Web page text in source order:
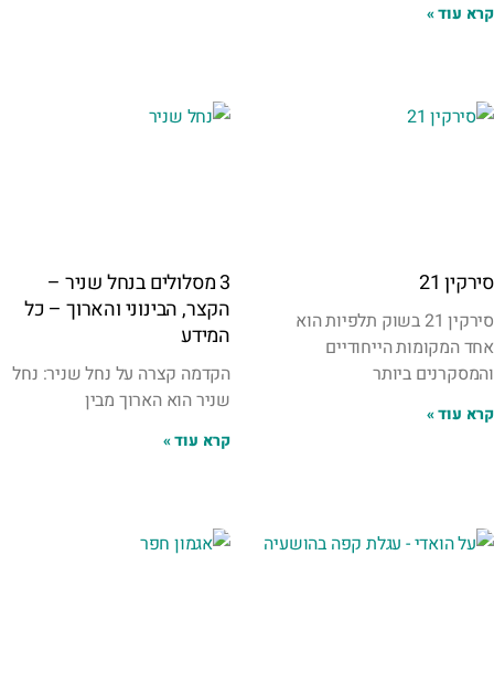
קרא עוד »
סירקין 21
סירקין 21 בשוק תלפיות הוא
אחד המקומות הייחודיים
והמסקרנים ביותר
קרא עוד »
3 מסלולים בנחל שניר –
הקצר, הבינוני והארוך – כל
המידע
הקדמה קצרה על נחל שניר: נחל
שניר הוא הארוך מבין
קרא עוד »